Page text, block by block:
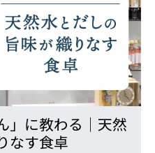
」に教わる｜天然
なす食卓